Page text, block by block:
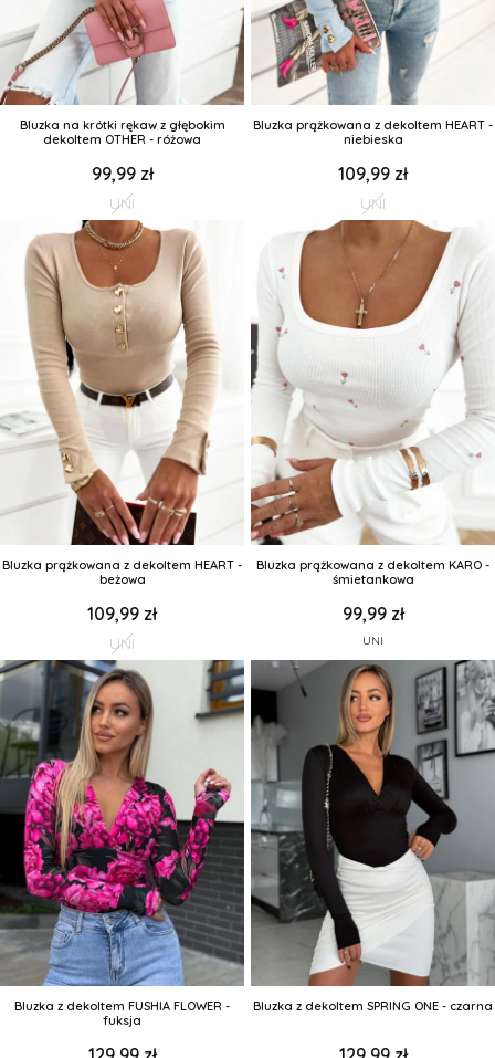
Bluzka na krótki rękaw z głębokim
dekoltem OTHER - różowa
99,99 zł
UNI
Bluzka prążkowana z dekoltem HEART -
niebieska
109,99 zł
UNI
Bluzka prążkowana z dekoltem HEART -
beżowa
109,99 zł
UNI
Bluzka prążkowana z dekoltem KARO -
śmietankowa
99,99 zł
UNI
Bluzka z dekoltem FUSHIA FLOWER -
fuksja
Bluzka z dekoltem SPRING ONE - czarna